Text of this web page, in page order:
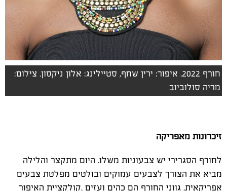
חורף 2022. איפור: ירין שחף, סטיילינג: אלון ניקסון. צילום:
מריה סולוביוב
זיכרונות מאפריקה
לחורף הסגרירי יש צבעוניות משלו. היום מתקצר והלילה
מביא את הצורך לצבעים עמוקים ובולטים מפלטת צבעים
אפריקאית. גווני החורף הם כהים ועזים .קולקציית האיפור